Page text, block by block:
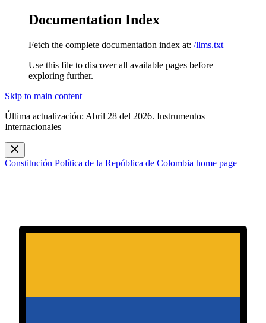
Documentation Index
Fetch the complete documentation index at: /llms.txt
Use this file to discover all available pages before
exploring further.
Skip to main content
Última actualización: Abril 28 del 2026. Instrumentos
Internacionales
Constitución Política de la República de Colombia home page